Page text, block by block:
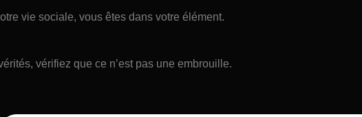
vie sociale, vous êtes dans votre élément.
vérifiez que ce n’est pas une embrouille.